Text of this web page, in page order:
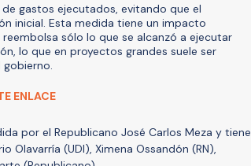
gastos ejecutados, evitando que el
inicial. Esta medida tiene un impacto
sólo lo que se alcanzó a ejecutar
lo que en proyectos grandes suele ser
gobierno.
ENLACE
por el Republicano José Carlos Meza y tiene
Olavarría (UDI), Ximena Ossandón (RN),